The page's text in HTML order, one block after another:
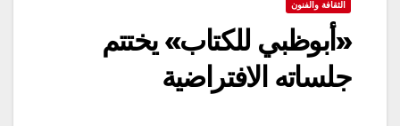
الثقافة والفنون
«أبوظبي للكتاب» يختتم
جلساته الافتراضية